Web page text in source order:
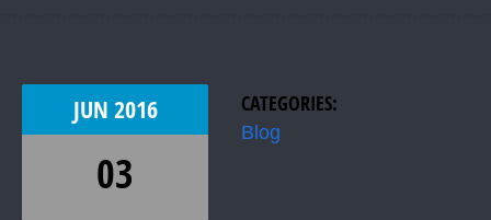
JUN 2016
03
CATEGORIES:
Blog